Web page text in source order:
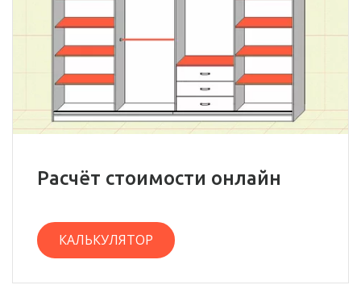
Расчёт стоимости онлайн
КАЛЬКУЛЯТОР